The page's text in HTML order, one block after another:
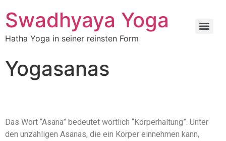
Swadhyaya Yoga
Hatha Yoga in seiner reinsten Form
Yogasanas
Das Wort “Asana” bedeutet wörtlich “Körperhaltung”. Unter
den unzähligen Asanas, die ein Körper einnehmen kann,